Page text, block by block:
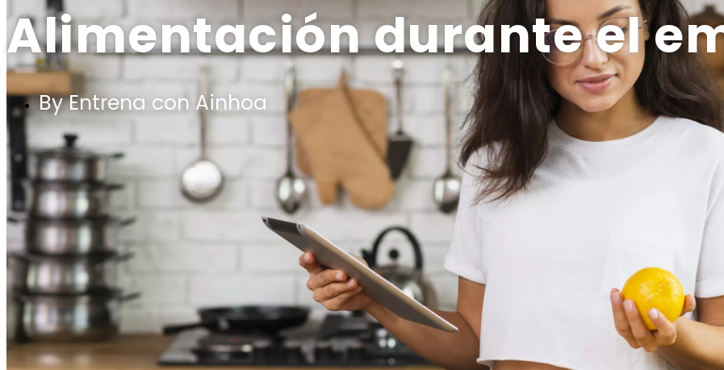
Alimentación durante el
By Entrena con Ainhoa